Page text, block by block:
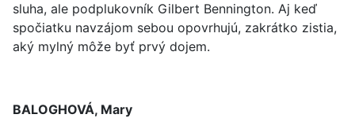
sluha, ale podplukovník Gilbert Bennington. Aj keď
spočiatku navzájom sebou opovrhujú, zakrátko zistia,
aký mylný môže byť prvý dojem.
BALOGHOVÁ, Mary